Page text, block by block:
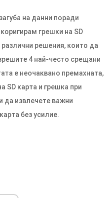
на данни поради
грешки на SD
решения, които да
4 най-често срещани
е неочаквано премахната,
SD карта и грешка при
да извлечете важни
без усилие.